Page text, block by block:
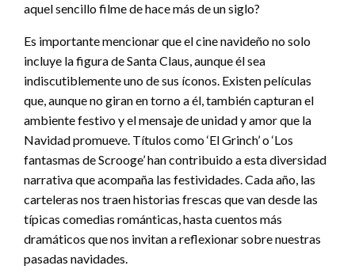
aquel sencillo filme de hace más de un siglo?
Es importante mencionar que el cine navideño no solo
incluye la figura de Santa Claus, aunque él sea
indiscutiblemente uno de sus íconos. Existen películas
que, aunque no giran en torno a él, también capturan el
ambiente festivo y el mensaje de unidad y amor que la
Navidad promueve. Títulos como ‘El Grinch’ o ‘Los
fantasmas de Scrooge’ han contribuido a esta diversidad
narrativa que acompaña las festividades. Cada año, las
carteleras nos traen historias frescas que van desde las
típicas comedias románticas, hasta cuentos más
dramáticos que nos invitan a reflexionar sobre nuestras
pasadas navidades.